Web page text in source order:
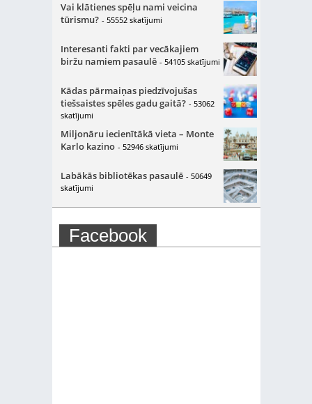
Vai klātienes spēļu nami veicina
tūrismu? - 55552 skatījumi
Interesanti fakti par vecākajiem
biržu namiem pasaulē - 54105 skatījumi
Kādas pārmaiņas piedzīvojušas
tiešsaistes spēles gadu gaitā? - 53062
skatījumi
Miljonāru iecienītākā vieta – Monte
Karlo kazino - 52946 skatījumi
Labākās bibliotēkas pasaulē - 50649
skatījumi
Facebook